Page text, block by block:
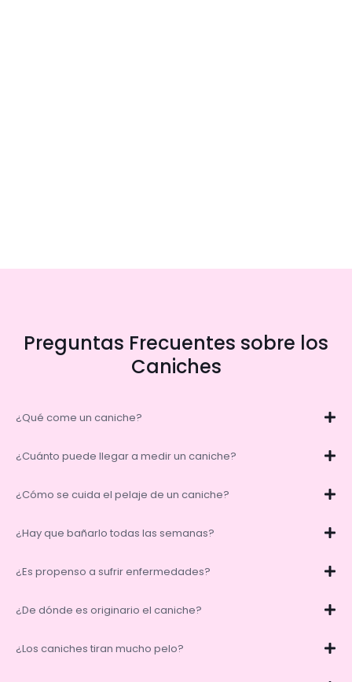
Preguntas Frecuentes sobre los
Caniches
¿Qué come un caniche?
¿Cuánto puede llegar a medir un caniche?
¿Cómo se cuida el pelaje de un caniche?
¿Hay que bañarlo todas las semanas?
¿Es propenso a sufrir enfermedades?
¿De dónde es originario el caniche?
¿Los caniches tiran mucho pelo?